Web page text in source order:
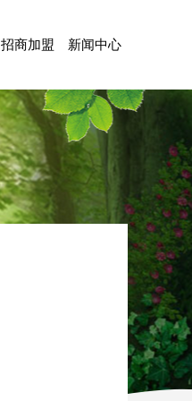
招商加盟 新闻中心